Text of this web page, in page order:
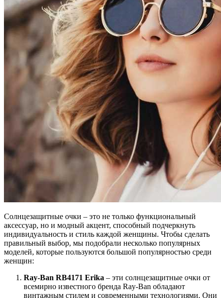
Солнцезащитные очки – это не только функциональный
аксессуар, но и модный акцент, способный подчеркнуть
индивидуальность и стиль каждой женщины. Чтобы сделать
правильный выбор, мы подобрали несколько популярных
моделей, которые пользуются большой популярностью среди
женщин:
Ray-Ban RB4171 Erika – эти солнцезащитные очки от
всемирно известного бренда Ray-Ban обладают
винтажным стилем и современными технологиями. Они